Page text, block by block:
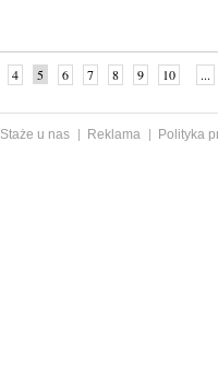
4 5 6 7 8 9 10 ...
Staże u nas Reklama
Polityka